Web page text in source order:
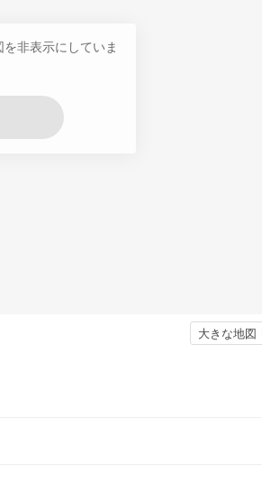
非表示にしていま
大きな地図